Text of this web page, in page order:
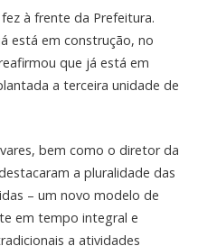
à frente da Prefeitura.
está em construção, no
que já está em
a terceira unidade de
bem como o diretor da
a pluralidade das
– um novo modelo de
em tempo integral e
a atividades